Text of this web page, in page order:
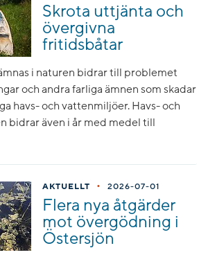
Skrota uttjänta och
övergivna
fritidsbåtar
i naturen bidrar till problemet
och andra farliga ämnen som skadar
havs- och vattenmiljöer. Havs- och
bidrar även i år med medel till
AKTUELLT • 2026-07-01
Flera nya åtgärder
mot övergödning i
Östersjön